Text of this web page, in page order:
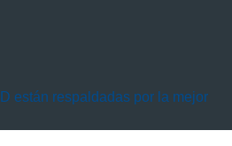
están respaldadas por la mejor